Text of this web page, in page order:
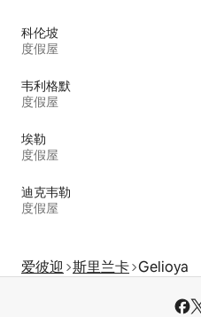
科伦坡
度假屋
韦利格默
度假屋
埃勒
度假屋
迪克韦勒
度假屋
爱彼迎 斯里兰卡 Gelioya